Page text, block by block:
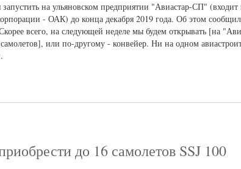
на ульяновском предприятии "Авиастар-СП"
- ОАК) до конца декабря 2019 года. Об этом
всего, на следующей неделе мы будем открывать [на
или по-другому - конвейер. Ни на одном
до 16 самолетов SSJ 100